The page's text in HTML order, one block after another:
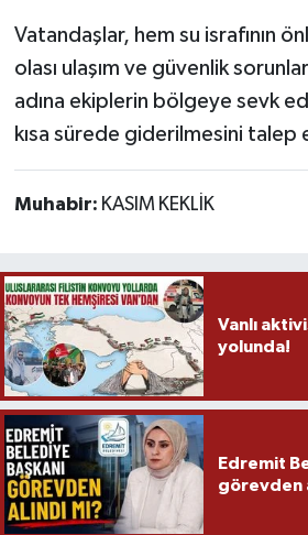
Vatandaşlar, hem su israfının
olası ulaşım ve güvenlik
adına ekiplerin bölgeye sevk
kısa sürede giderilmesini talep
Muhabir: KASIM KEKLİK
Vanlı
yolunda!
Edremit
görevden